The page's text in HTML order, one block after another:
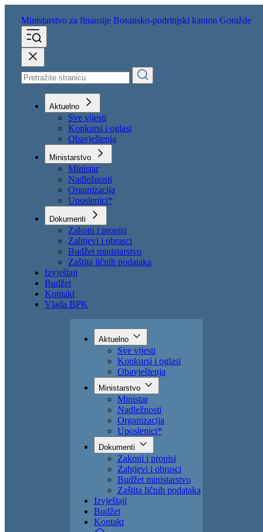
Ministarstvo za finansije
Aktuelno
Sve vijesti
Konkursi i oglasi
Obavještenja
Ministarstvo
Ministar
Nadležnosti
Organizacija
Uposlenici*
Dokumenti
Zakoni i propisi
Zahtjevi i obrasci
Budžet ministarstvo
Zaštita ličnih podataka
Izvještaji
Vlada BPK
Aktuelno
Sve vijesti
Konkursi i oglasi
Obavještenja
Ministarstvo
Ministar
Nadležnosti
Organizacija
Uposlenici*
Dokumenti
Zakoni i propisi
Zahtjevi i obrasci
Budžet ministarstvo
Zaštita ličnih podataka